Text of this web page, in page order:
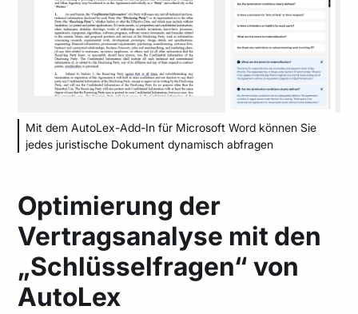
Mit dem AutoLex-Add-In für Microsoft Word können Sie
jedes juristische Dokument dynamisch abfragen
Optimierung der
Vertragsanalyse mit den
„Schlüsselfragen“ von
AutoLex